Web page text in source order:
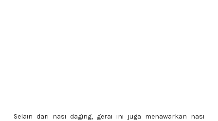
Selain dari nasi daging, gerai ini juga menawarkan nasi